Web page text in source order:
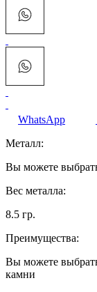
WhatsApp
Металл:
Вы можете
Вес металла:
8.5 гр.
Преимущества:
Вы можете
камни